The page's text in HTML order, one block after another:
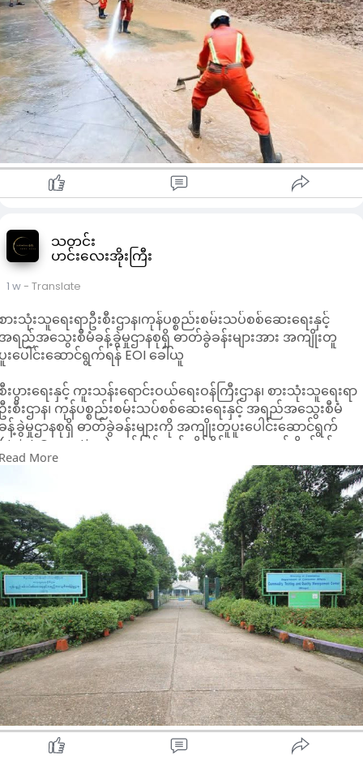
က်ဆိုင်ရာက တိုက်တွန်းထားသည်။
သတင်း
ဟင်းလေးအိုးကြီး
1 w- Translate
ားသုံးသူရေးရာဦးစီးဌာန၊ကုန်ပစ္စည်းစမ်းသပ်စစ်ဆေးရေးနှင့်
ရည်အသွေးစီမံခန့်ခွဲမှုဌာနစုရှိ ဓာတ်ခွဲခန်းများအား အကျိုးတူ
းပေါင်းဆောင်ရွက်ရန် EOI ခေါ်ယူ
းပွားရေးနှင့် ကူးသန်းရောင်းဝယ်ရေးဝန်ကြီးဌာန၊ စားသုံးသူရေးရာ
းစီးဌာန၊ ကုန်ပစ္စည်းစမ်းသပ်စစ်ဆေးရေးနှင့် အရည်အသွေးစီမံ
န့်ခွဲမှုဌာနစုရှိ ဓာတ်ခွဲခန်းများကို အကျိုးတူပူးပေါင်းဆောင်ရွက်
Operation) စနစ်ဖြင့် လုပ်ကိုင်နိုင်ရေးအတွက် စိတ်ဝင်စားမှု
ဆိုပြုလွှာ (EOI) များကို ဖိတ်ခေါ်ထားကြောင်း သိရသည်။
ဆိုပါ ဓာတ်ခွဲခန်းများသည် ရန်ကုန်တိုင်းဒေသကြီး၊ လှည်းကူး
ြို့နယ်၊ ကျွန်းကလေးကျေးရွာ၊ ပဲခူးလမ်းမကြီးဘေးတွင် တည်ရှိပြီး
ကုန် လယ်ယာထွက်ကုန်များနှင့် စားသုံးဆီများ၏ အရည်အသွေးကို
မ်းသပ်စစ်ဆေးပေးလျက်ရှိသည်။
ာနအနေဖြင့် ဓာတ်ခွဲခန်းများ၏နိုင်ငံတကာအသိအမှတ်ပြု ISO/IEC
လက်မှတ်ရရှိရေး၊ 17025 လက်မှတ်ရရှိရေး၊ ပို့ကုန်၊ သွင်းကုန်
ျား၏ ဓာတ်ခွဲစမ်းသပ်စစ်ဆေးမှုများ ပိုမိုထိရောက်စေရေးနှင့်
းပွားဖြစ်တွက်ခြေကိုက်မှု မြှင့်တင်နိုင်ရေးတို့အတွက် ပြည်တွင်း
ပ်ငန်းရှင်များနှင့် ပူးပေါင်းဆောင်ရွက်ရန် စီစဉ်ခြင်းဖြစ်သည်။
တ်ဝင်စားသည့် ကုမ္ပဏီများအနေဖြင့် EOI ပုံစံကို
တွင် ရယူ၍ လုပ်ငန်းဆောင်ရွက်မည့်
စီအစဉ်၊ ဘဏ္ဍာရေးအထောက်အထား စသည့် လိုအပ်သည်များကို
းတွဲကာ ၂၀၂၆ ခုနှစ် ဩဂုတ် ၃၁ ရက် ရုံးချိန်မတိုင်မီ နေပြည်တော်
စားသုံးသူရေးရာဦးစီးဌာန (ရုံးအမှတ် ၅၂) သို့ဖြစ်စေ၊ အီးမေးလ်
သို့ဖြစ်စေ ပေးပို့လျှောက်ထားနိုင်
ြောင်း အသိပေးထားသည်။
More